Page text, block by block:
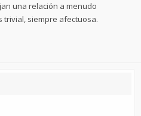
una relación a menudo
trivial, siempre afectuosa.